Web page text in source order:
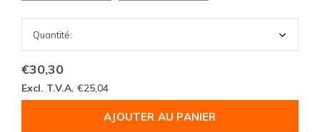
€30,30
Excl. T.V.A. €25,04
AJOUTER AU PANIER